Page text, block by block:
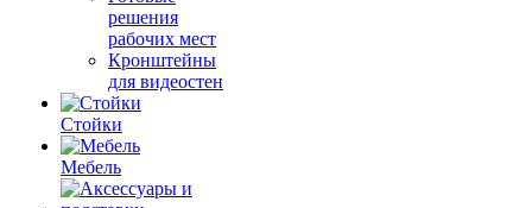
решения
рабочих мест
Кронштейны
для видеостен
Стойки
Мебель